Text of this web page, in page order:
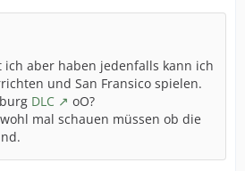
aber haben jedenfalls kann ich
und San Fransico spielen.
DLC
oO?
mal schauen müssen ob die